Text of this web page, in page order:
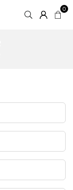
0